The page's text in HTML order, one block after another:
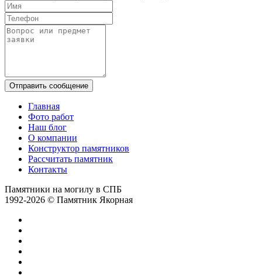
Отправить сообщение
Главная
Фото работ
Наш блог
О компании
Конструктор памятников
Рассчитать памятник
Контакты
Памятники на могилу в СПБ
1992-2026 © Памятник Якорная